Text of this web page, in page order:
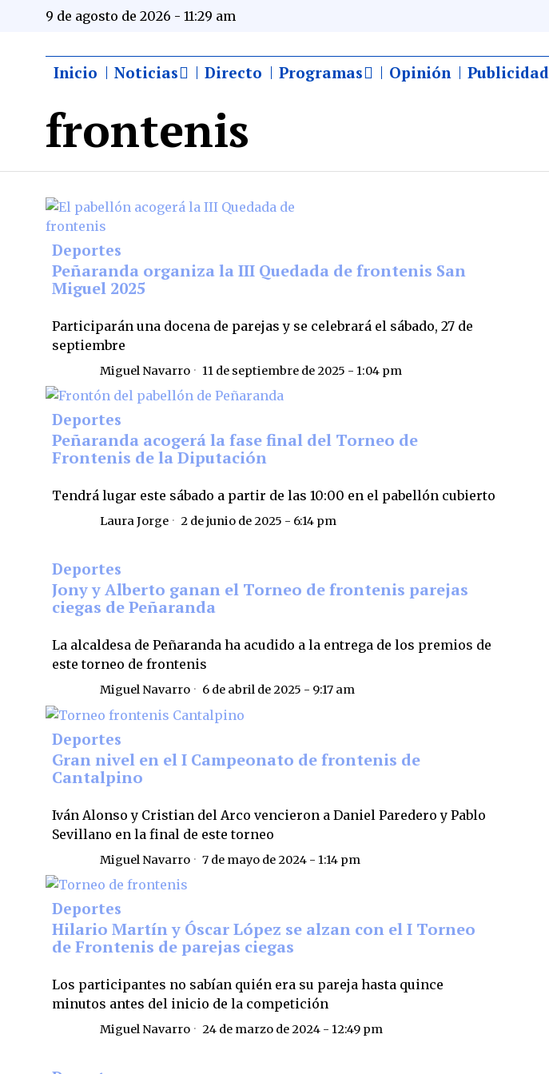
9 de agosto de 2026 - 11:29 am
Inicio Noticias Directo Programas Opinión Publicidad
frontenis
Deportes
Peñaranda organiza la III Quedada de frontenis San
Miguel 2025
Participarán una docena de parejas y se celebrará el sábado, 27 de
septiembre
Miguel Navarro 11 de septiembre de 2025 - 1:04 pm
Deportes
Peñaranda acogerá la fase final del Torneo de
Frontenis de la Diputación
Tendrá lugar este sábado a partir de las 10:00 en el pabellón cubierto
Laura Jorge 2 de junio de 2025 - 6:14 pm
Deportes
Jony y Alberto ganan el Torneo de frontenis parejas
ciegas de Peñaranda
La alcaldesa de Peñaranda ha acudido a la entrega de los premios de
este torneo de frontenis
Miguel Navarro 6 de abril de 2025 - 9:17 am
Deportes
Gran nivel en el I Campeonato de frontenis de
Cantalpino
Iván Alonso y Cristian del Arco vencieron a Daniel Paredero y Pablo
Sevillano en la final de este torneo
Miguel Navarro 7 de mayo de 2024 - 1:14 pm
Deportes
Hilario Martín y Óscar López se alzan con el I Torneo
de Frontenis de parejas ciegas
Los participantes no sabían quién era su pareja hasta quince
minutos antes del inicio de la competición
Miguel Navarro 24 de marzo de 2024 - 12:49 pm